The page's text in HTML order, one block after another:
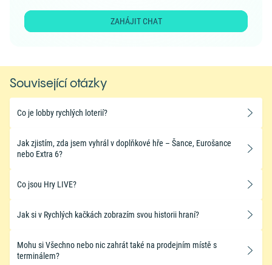
ZAHÁJIT CHAT
Související otázky
Co je lobby rychlých loterií?
Jak zjistím, zda jsem vyhrál v doplňkové hře – Šance, Eurošance
nebo Extra 6?
Co jsou Hry LIVE?
Jak si v Rychlých kačkách zobrazím svou historii hraní?
Mohu si Všechno nebo nic zahrát také na prodejním místě s
terminálem?